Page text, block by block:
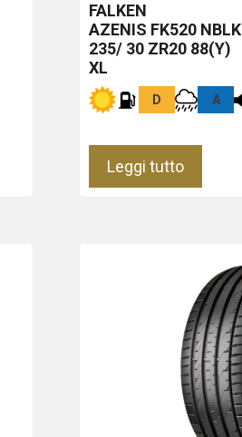
FALKEN
AZENIS FK520 NBLK
235/ 30 ZR20 88(Y)
XL
D A
Leggi tutto